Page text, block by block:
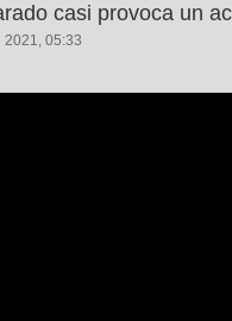
casi provoca un
2021, 05:33